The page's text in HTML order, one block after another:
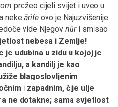
prožeo cijeli svijet i uveo u
neke ārife ovo je Najuzvišenije
vide Njegov nūr i smisao
nebesa i Zemlje!
udubina u zidu u kojoj je
a kandilj je kao
blagoslovljenim
i zapadnim, čije ulje
ne dotakne; sama svjetlost